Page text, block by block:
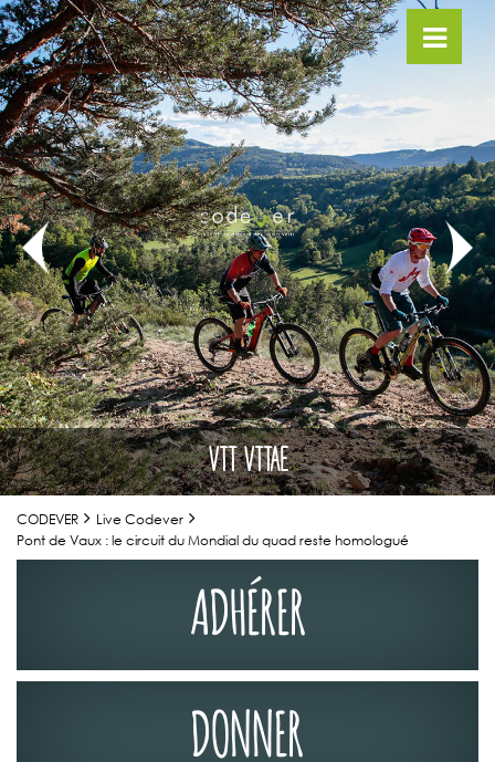
VTT VTTAE
CODEVER
Live Codever
Pont de Vaux : le circuit du Mondial du quad reste homologué
ADHÉRER
DONNER